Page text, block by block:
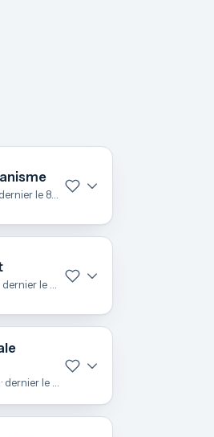
190 épisodes en réécoute · dernier le 25 juin